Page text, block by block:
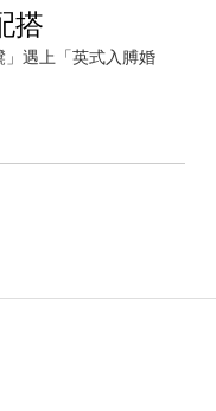
搭
遇上「英式入膊婚